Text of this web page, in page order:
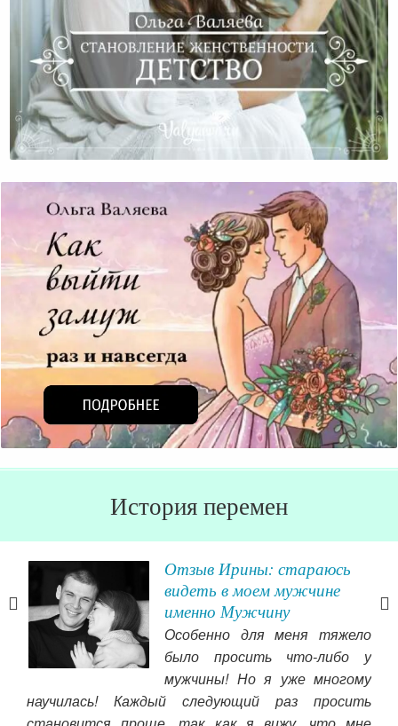
Становление Женственности. Детство.
История перемен
Отзыв Ирины: стараюсь
видеть в моем мужчине
именно Мужчину
Особенно для меня тяжело
было просить что-либо у
мужчины! Но я уже многому
научилась! Каждый следующий раз просить